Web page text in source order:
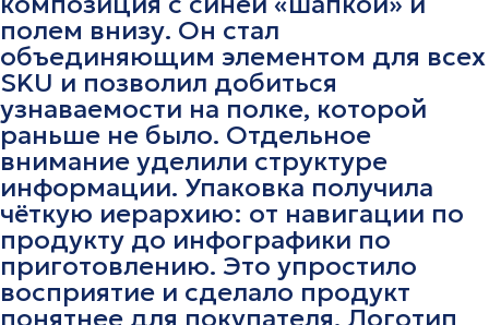
полем внизу. Он стал
объединяющим элементом для всех
SKU и позволил добиться
узнаваемости на полке, которой
раньше не было. Отдельное
внимание уделили структуре
информации. Упаковка получила
чёткую иерархию: от навигации по
продукту до инфографики по
приготовлению. Это упростило
восприятие и сделало продукт
понятнее для покупателя. Логотип